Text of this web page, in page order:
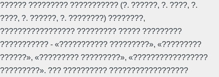
?????? ????????? ??????????? (?. ??????, ?. ????, ?.
????, ?. ??????, ?. ????????) ????????,
????????????????? ????????? ????? ?????????
??????????? - «??????????? ?????????», «?????????
??????», «????????? ?????????», «?????????????????
?????????». ??? ?????????? ??????????????????